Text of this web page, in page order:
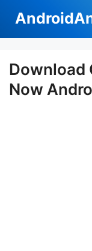
isi
Download
Now